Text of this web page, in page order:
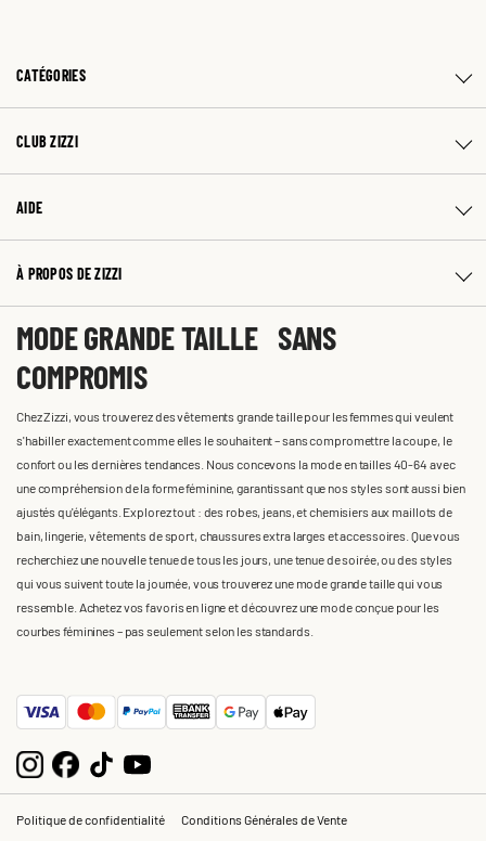
CATÉGORIES
CLUB ZIZZI
AIDE
À PROPOS DE ZIZZI
MODE GRANDE TAILLE SANS
COMPROMIS
Chez Zizzi, vous trouverez des vêtements grande taille pour les femmes qui veulent
s'habiller exactement comme elles le souhaitent – sans compromettre la coupe, le
confort ou les dernières tendances. Nous concevons la mode en tailles 40-64 avec
une compréhension de la forme féminine, garantissant que nos styles sont aussi bien
ajustés qu'élégants. Explorez tout : des robes, jeans, et chemisiers aux maillots de
bain, lingerie, vêtements de sport, chaussures extra larges et accessoires. Que vous
recherchiez une nouvelle tenue de tous les jours, une tenue de soirée, ou des styles
qui vous suivent toute la journée, vous trouverez une mode grande taille qui vous
ressemble. Achetez vos favoris en ligne et découvrez une mode conçue pour les
courbes féminines – pas seulement selon les standards.
Politique de confidentialité
Conditions Générales de Vente